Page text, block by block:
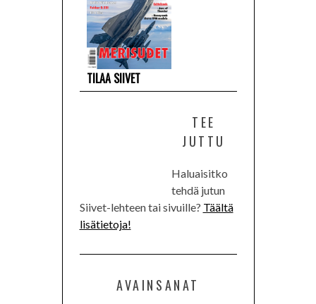
TILAA SIIVET
TEE
JUTTU
Haluaisitko
tehdä jutun
Siivet-lehteen tai sivuille? Täältä
lisätietoja!
AVAINSANAT